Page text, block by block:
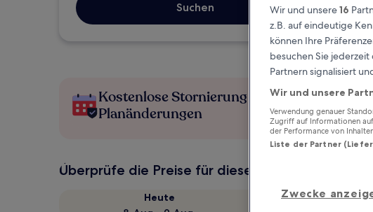
Suchen
Kostenlose Stornierung bei
Planänderungen
Überprüfe die Preise für diese Daten
Heute
Wir und unsere16
z.B. auf eindeutige
können Ihre
besuchen Sie
Partnern signalisiert
Wir und unsere
Verwendung genauer
Zugriff auf Informationen
der Performance von
Liste der Partner
Zwecke